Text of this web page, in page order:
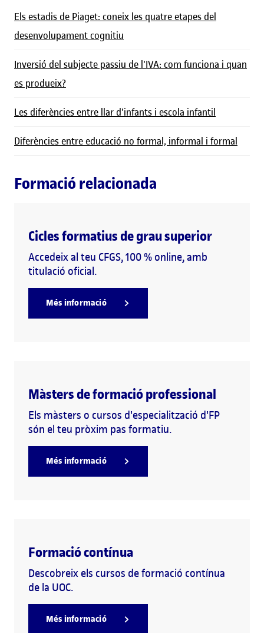
Els estadis de Piaget: coneix les quatre etapes del
desenvolupament cognitiu
Inversió del subjecte passiu de l'IVA: com funciona i quan
es produeix?
Les diferències entre llar d'infants i escola infantil
Diferències entre educació no formal, informal i formal
Formació relacionada
Cicles formatius de grau superior
Accedeix al teu CFGS, 100 % online, amb
titulació oficial.
Més informació
Màsters de formació professional
Els màsters o cursos d'especialització d'FP
són el teu pròxim pas formatiu.
Més informació
Formació contínua
Descobreix els cursos de formació contínua
de la UOC.
Més informació